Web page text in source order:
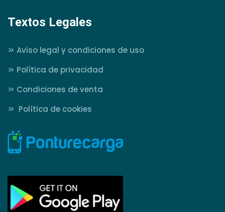
Textos Legales
>> Aviso legal y condiciones de uso
>> Política de privacidad
>> Condiciones de venta
>>
Política de cookies